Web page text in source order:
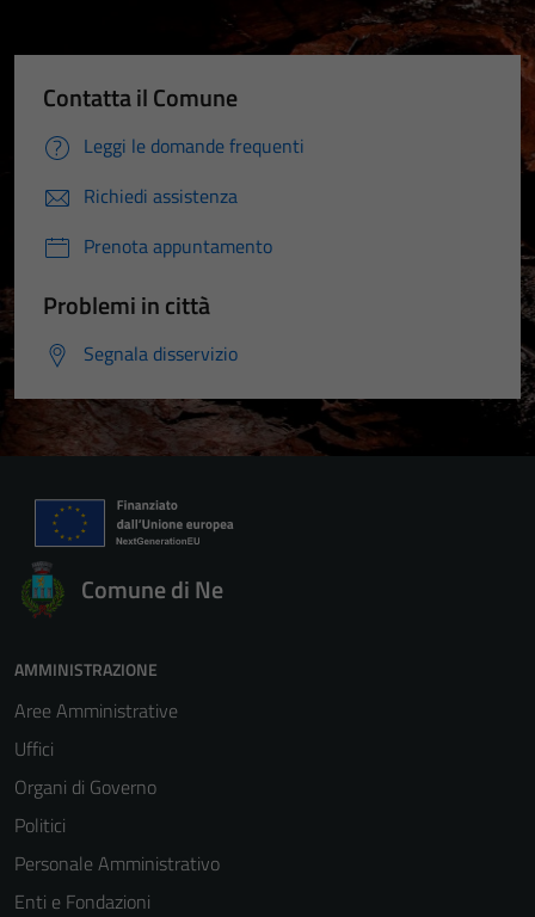
Contatta il Comune
Leggi le domande frequenti
Richiedi assistenza
Prenota appuntamento
Problemi in città
Segnala disservizio
Comune di Ne
AMMINISTRAZIONE
Aree Amministrative
Uffici
Organi di Governo
Politici
Personale Amministrativo
Enti e Fondazioni